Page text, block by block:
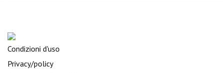
Condizioni d'uso
Privacy/policy